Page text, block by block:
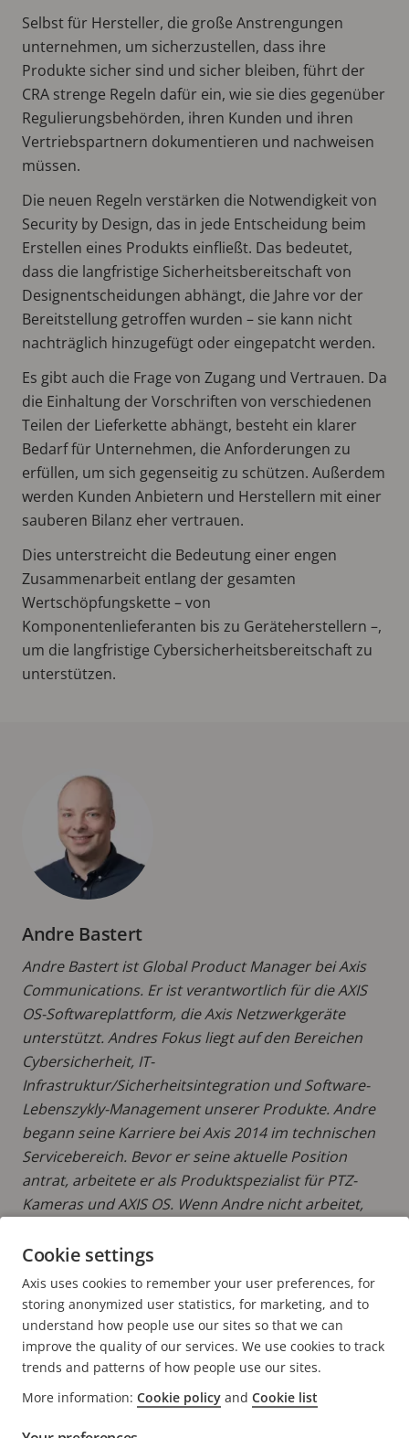
Selbst für Hersteller, die große Anstrengungen
unternehmen, um sicherzustellen, dass ihre
Produkte sicher sind und sicher bleiben, führt der
CRA strenge Regeln dafür ein, wie sie dies gegenüber
Regulierungsbehörden, ihren Kunden und ihren
Vertriebspartnern dokumentieren und nachweisen
müssen.
Die neuen Regeln verstärken die Notwendigkeit von
Security by Design, das in jede Entscheidung beim
Erstellen eines Produkts einfließt. Das bedeutet,
dass die langfristige Sicherheitsbereitschaft von
Designentscheidungen abhängt, die Jahre vor der
Bereitstellung getroffen wurden – sie kann nicht
nachträglich hinzugefügt oder eingepatcht werden.
Es gibt auch die Frage von Zugang und Vertrauen. Da
die Einhaltung der Vorschriften von verschiedenen
Teilen der Lieferkette abhängt, besteht ein klarer
Bedarf für Unternehmen, die Anforderungen zu
erfüllen, um sich gegenseitig zu schützen. Außerdem
werden Kunden Anbietern und Herstellern mit einer
sauberen Bilanz eher vertrauen.
Dies unterstreicht die Bedeutung einer engen
Zusammenarbeit entlang der gesamten
Wertschöpfungskette – von
Komponentenlieferanten bis zu Geräteherstellern –,
um die langfristige Cybersicherheitsbereitschaft zu
unterstützen.
Andre Bastert
Andre Bastert ist Global Product Manager bei Axis
Communications. Er ist verantwortlich für die AXIS
OS-Softwareplattform, die Axis Netzwerkgeräte
unterstützt. Andres Fokus liegt auf den Bereichen
Cybersicherheit, IT-
Infrastruktur/Sicherheitsintegration und Software-
Lebenszykly-Management unserer Produkte. Andre
begann seine Karriere bei Axis 2014 im technischen
Servicebereich. Bevor er seine aktuelle Position
antrat, arbeitete er als Produktspezialist für PTZ-
Kameras und AXIS OS. Wenn Andre nicht arbeitet,
Heimwerkerprojekten.
MEHR BEITRÄGE LESEN VON ANDRE
Cookie settings
Axis uses cookies to remember your user preferences, for
storing anonymized user statistics, for marketing, and to
understand how people use our sites so that we can
improve the quality of our services. We use cookies to track
trends and patterns of how people use our sites.
More information: Cookie policy and Cookie list